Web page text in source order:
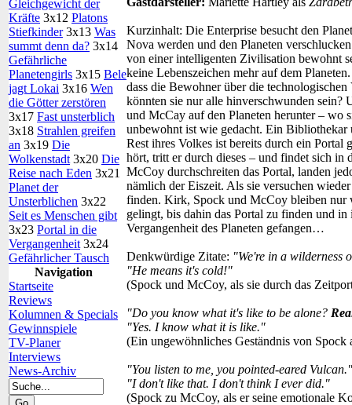
Gleichgewicht der
Kräfte 3x12 Platons
Stiefkinder3x13 Was
summt denn da? 3x14
Gefährliche
Planetengirls 3x15 Bele
jagt Lokai 3x16 Wen
die Götter zerstören
3x17 Fast unsterblich
3x18 Strahlen greifen
an 3x19 Die
Wolkenstadt 3x20 Die
Reise nach Eden 3x21
Planet der
Unsterblichen 3x22
Seit es Menschen gibt
3x23 Portal in die
Vergangenheit 3x24
Gefährlicher Tausch
Navigation
Startseite
Reviews
Kolumnen & Specials
Gewinnspiele
TV-Planer
Interviews
News-Archiv
Kurzinhalt: Die Enterprise besucht den
Nova werden und den Planeten
von einer intelligenten Zivilisation bewohnt
keine Lebenszeichen mehr auf dem
dass die Bewohner über die
könnten sie nur alle hinverschwunden sein?
und McCay auf den Planeten herunter – wo
unbewohnt ist wie gedacht. Ein
Rest ihres Volkes ist bereits durch ein Portal
hört, tritt er durch dieses – und findet sich in
McCoy durchschreiten das Portal, landen
nämlich der Eiszeit. Als sie versuchen
finden. Kirk, Spock und McCoy bleiben nur
gelingt, bis dahin das Portal zu finden und
Vergangenheit des Planeten gefangen…
Denkwürdige Zitate: "We're in a wilderness
"He means it's cold!"
(Spock und McCoy, als sie durch das
"Do you know what it's like to be alone?
"Yes. I know what it is like."
(Ein ungewöhnliches Geständnis von Spock
"You listen to me, you pointed-eared Vulcan."
"I don't like that. I don't think I ever did."
(Spock zu McCoy, als er seine emotionale